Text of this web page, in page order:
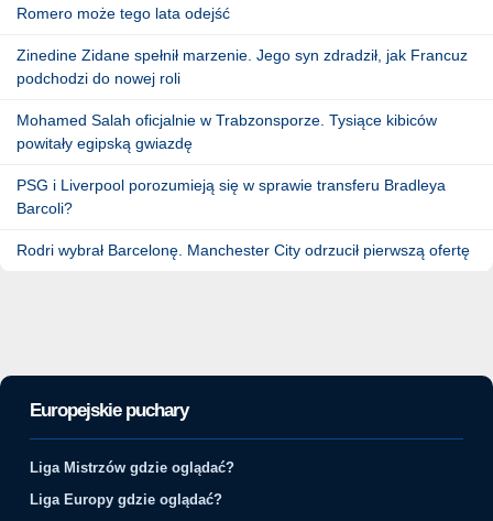
Romero może tego lata odejść
Zinedine Zidane spełnił marzenie. Jego syn zdradził, jak Francuz
podchodzi do nowej roli
Mohamed Salah oficjalnie w Trabzonsporze. Tysiące kibiców
powitały egipską gwiazdę
PSG i Liverpool porozumieją się w sprawie transferu Bradleya
Barcoli?
Rodri wybrał Barcelonę. Manchester City odrzucił pierwszą ofertę
Europejskie puchary
Liga Mistrzów gdzie oglądać?
Liga Europy gdzie oglądać?